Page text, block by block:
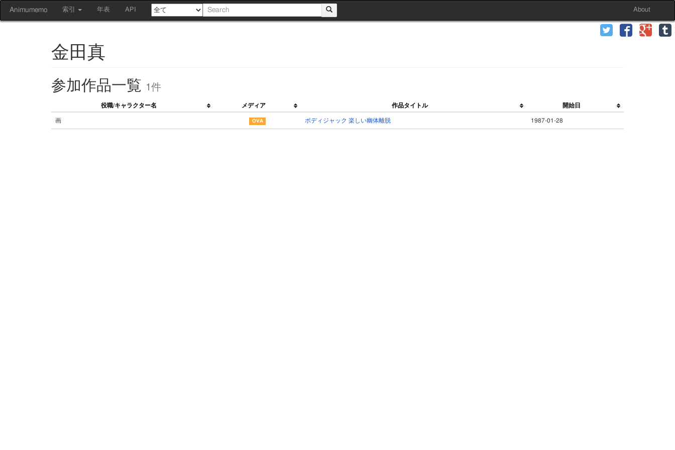
Animumemo 索引 年表 API About
金田真
参加作品一覧 1件
役職/キャラクター名 メディア 作品タイトル 開始日
画 ボディジャック 楽しい幽体離脱 1987-01-28